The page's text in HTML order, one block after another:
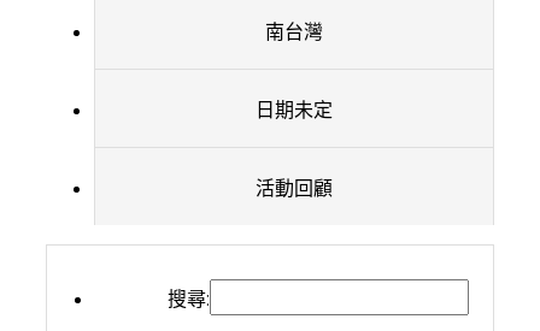
南台灣
日期未定
活動回顧
搜尋: